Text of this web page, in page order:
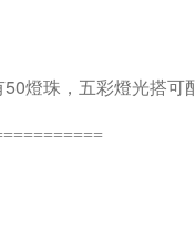
燈珠，五彩燈光搭